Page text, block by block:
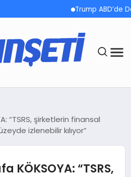
Trump ABD’de Doğumla
“TSRS, şirketlerin finansal
izlenebilir kılıyor”
KÖKSOYA: “TSRS,